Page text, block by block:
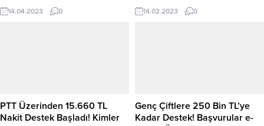
çok merak edilen konulardan
biridir. Hiçbir Sosyal güvencesi
açıklayabiliriz. Muhtarlığın
onayladığı ekonomik sıkıntı çeken
ailelere...
14.04.2023 0
aylarının gelmesi ile evlerde ısınma
araçları kullanılmaya başlandı.
yakacak ihtiyaçlarına destek olmak
amacıyla devlet tarafından kış
desteği yardımı yapılmaya
14.02.2023 0
PTT Üzerinden 15.660 TL
Nakit Destek Başladı! Kimler
Genç Çiftlere 250 Bin TL’ye
Kadar Destek! Başvurular e-